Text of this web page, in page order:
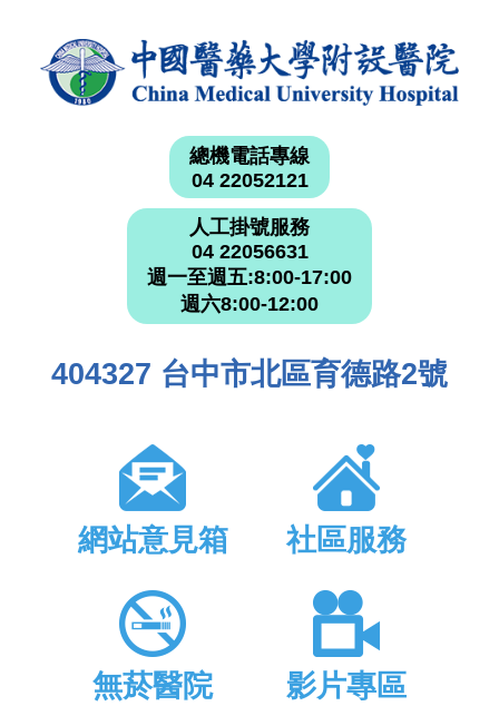
總機電話專線
04 22052121
人工掛號服務
04 22056631
週一至週五:8:00-17:00
週六8:00-12:00
404327 台中市北區育德路2號
網站意見箱 社區服務
無菸醫院 影片專區